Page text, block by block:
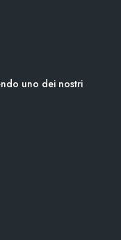
uno dei nostri